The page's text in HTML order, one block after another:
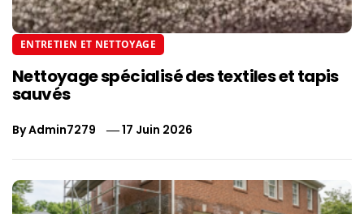
ENTRETIEN ET NETTOYAGE
Nettoyage spécialisé des textiles et tapis
sauvés
ByAdmin7279 17 Juin 2026